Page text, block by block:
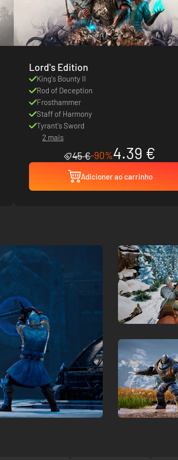
Lord's Edition
King's Bounty II
Rod of Deception
Frosthammer
Staff of Harmony
Tyrant's Sword
2 mais
45 €-90%4.39 €
Adicioner ao carrinho